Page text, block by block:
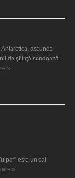
ascunde
de ştiinţă sondează
»
este un cal
»